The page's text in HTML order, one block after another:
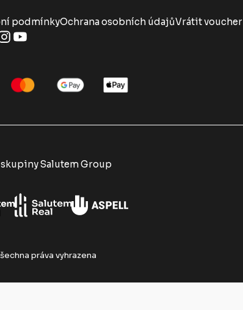
podmínkyOchrana osobních údajůVrátit voucher
Salutem Group
práva vyhrazena